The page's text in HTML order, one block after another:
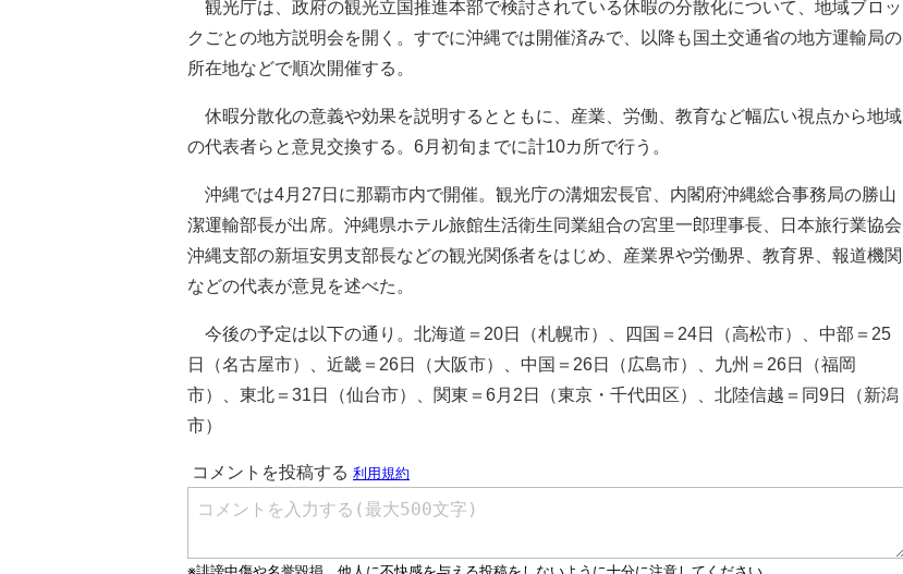
観光庁は、政府の観光立国推進本部で検討されている休暇の分散化について、地域ブロッ
クごとの地方説明会を開く。すでに沖縄では開催済みで、以降も国土交通省の地方運輸局の
所在地などで順次開催する。
休暇分散化の意義や効果を説明するとともに、産業、労働、教育など幅広い視点から地域
の代表者らと意見交換する。6月初旬までに計10カ所で行う。
沖縄では4月27日に那覇市内で開催。観光庁の溝畑宏長官、内閣府沖縄総合事務局の勝山
潔運輸部長が出席。沖縄県ホテル旅館生活衛生同業組合の宮里一郎理事長、日本旅行業協会
沖縄支部の新垣安男支部長などの観光関係者をはじめ、産業界や労働界、教育界、報道機関
などの代表が意見を述べた。
今後の予定は以下の通り。北海道＝20日（札幌市）、四国＝24日（高松市）、中部＝25
日（名古屋市）、近畿＝26日（大阪市）、中国＝26日（広島市）、九州＝26日（福岡
市）、東北＝31日（仙台市）、関東＝6月2日（東京・千代田区）、北陸信越＝同9日（新潟
市）